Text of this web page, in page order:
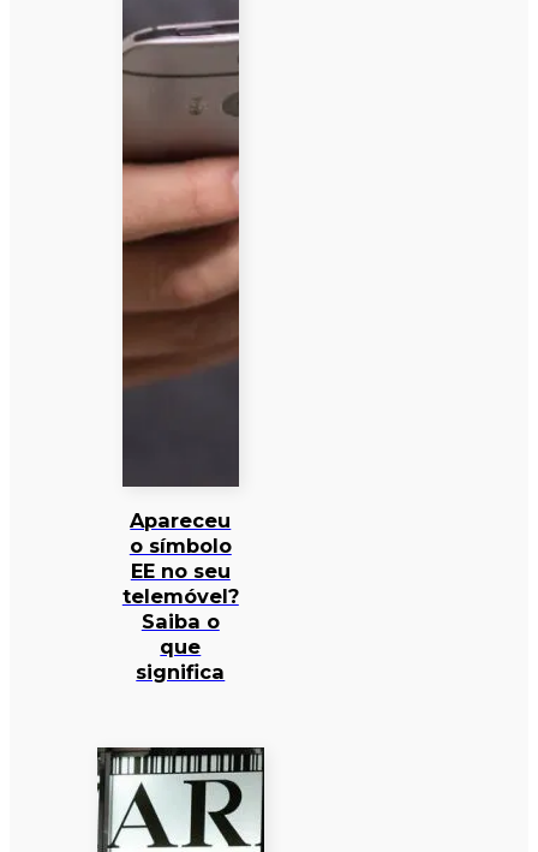
Apareceu
o símbolo
EE no seu
telemóvel?
Saiba o
que
significa